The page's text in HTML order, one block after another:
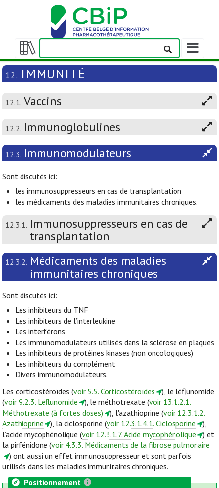
Afficher/masquer
la
table
matières
Afficher/
la
barre
navigation
12. IMMUNITÉ
12.1. Vaccins
12.2. Immunoglobulines
12.3. Immunomodulateurs
Sont discutés ici:
les immunosuppresseurs en cas de transplantation
les médicaments des maladies immunitaires chroniques.
12.3.1. Immunosuppresseurs en cas de
transplantation
12.3.2. Médicaments des maladies
immunitaires chroniques
Sont discutés ici:
Les inhibiteurs du TNF
Les inhibiteurs de l’interleukine
Les interférons
Les immunomodulateurs utilisés dans la sclérose en plaques
Les inhibiteurs de protéines kinases (non oncologiques)
Les inhibiteurs du complément
Divers immunomodulateurs.
Les corticostéroïdes (voir 5.5. Corticostéroïdes
), le léflunomide
(voir 9.2.3. Léflunomide ), le méthotrexate (voir 13.1.2.1.
Méthotrexate (à fortes doses)
), l'azathioprine (voir 12.3.1.2.
Azathioprine
), la ciclosporine (voir 12.3.1.4.1. Ciclosporine
),
l’acide mycophénolique (voir 12.3.1.7. Acide mycophénolique
) et
la pirfénidone (voir 4.3.3. Médicaments de la fibrose pulmonaire
) ont aussi un effet immunosuppresseur et sont parfois
utilisés dans les maladies immunitaires chroniques.
Positionnement